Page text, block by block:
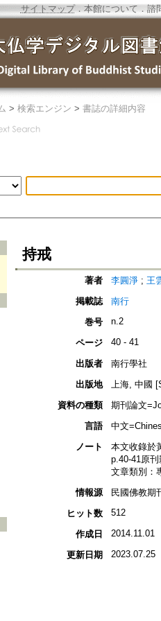
サイトマップ．本館について ． 諮
> 検索エンジン > 書誌の詳細内容
持戒
著者 李圓淨; 王
掲載誌
南行
巻号
n.2
ページ 40 - 41
出版者
南行學社
出版地
上海, 中國
資料の種類
期刊論文
言語
中文
ノート
本文收錄於
p.40-41原刊
文章類別：
情報源
民國佛教期
ヒット数
512
作成日 2014.11.01
更新日期 2023.07.25